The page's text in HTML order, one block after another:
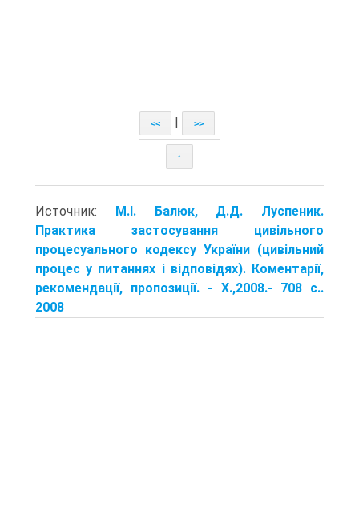
<< >>
↑
Источник: М.І. Балюк, Д.Д. Луспеник.
Практика застосування цивільного
процесуального кодексу України (цивільний
процес у питаннях і відповідях). Коментарії,
рекомендації, пропозиції. - X.,2008.- 708 с..
2008